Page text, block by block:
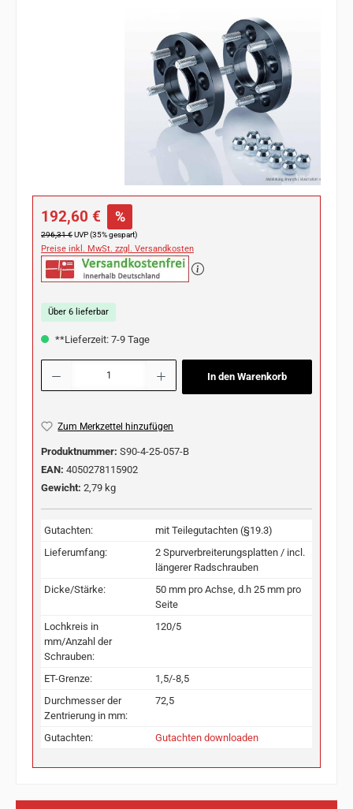
Verkaufspreis:
192,60 € %
Regulärer Preis:
296,31 €UVP (35% gespart)
Preise inkl. MwSt. zzgl. Versandkosten
Über 6 lieferbar
**Lieferzeit: 7-9 Tage
Produkt Anzahl: Gib den gewünschten Wert ein oder benutze die Schaltflächen
In den Warenkorb
Zum Merkzettel hinzufügen
Produktnummer: S90-4-25-057-B
EAN: 4050278115902
Gewicht: 2,79 kg
Gutachten:
mit Teilegutachten (§19.3)
Lieferumfang:
2 Spurverbreiterungsplatten / incl.
längerer Radschrauben
Dicke/Stärke:
50 mm pro Achse, d.h 25 mm pro
Seite
Lochkreis in
mm/Anzahl der
Schrauben:
120/5
ET-Grenze:
1,5/-8,5
Durchmesser der
Zentrierung in mm:
72,5
Gutachten: Gutachten downloaden